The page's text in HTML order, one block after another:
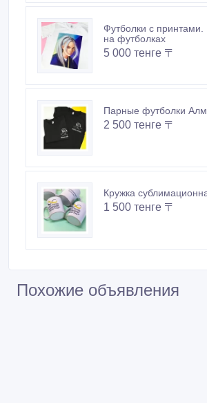
Футболки с
на футболках
5 000 тенге 〒
Парные футболки
2 500 тенге 〒
Кружка
1 500 тенге 〒
Похожие объявления